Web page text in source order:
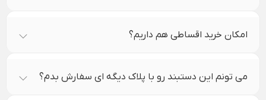
امکان خرید اقساطی هم داریم؟
می تونم این دستبند رو با پلاک دیگه ای سفارش بدم؟